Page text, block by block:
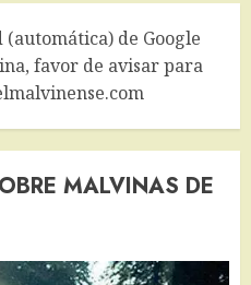
de Google
favor de avisar para
MALVINAS DE